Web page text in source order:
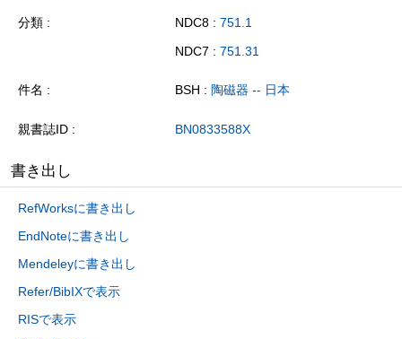
分類 NDC8 : 751.1
NDC7 : 751.31
件名 BSH : 陶磁器 -- 日本
親書誌ID BN0833588X
書き出し
RefWorksに書き出し
EndNoteに書き出し
Mendeleyに書き出し
Refer/BibIXで表示
RISで表示